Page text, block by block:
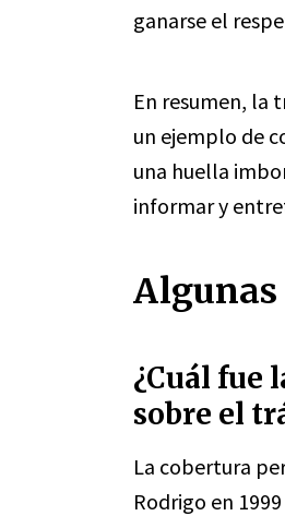
ganarse el
En resumen, la
un ejemplo de
una huella
informar y
Algunas
¿Cuál fue
sobre el
La cobertura
Rodrigo en